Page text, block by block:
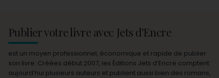
Publier votre livre avec Jets d'Encre
est un moyen professionnel, économique et rapide de publier
son livre. Créées début 2007, les Éditions Jets d’Encre comptent
aujourd’hui plusieurs auteurs et publient aussi bien des romans,